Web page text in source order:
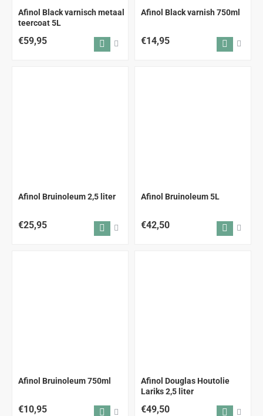
Afinol Black varnisch metaal
teercoat 5L
€59,95
Afinol Black varnish 750ml
€14,95
Afinol Bruinoleum 2,5 liter
€25,95
Afinol Bruinoleum 5L
€42,50
Afinol Bruinoleum 750ml
€10,95
Afinol Douglas Houtolie
Lariks 2,5 liter
€49,50